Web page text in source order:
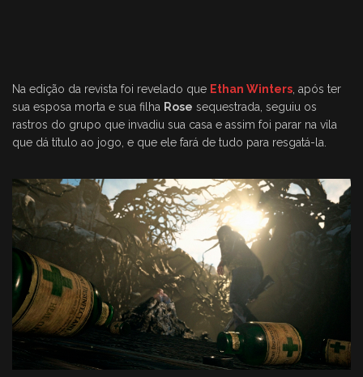
Na edição da revista foi revelado que Ethan Winters , após ter
sua esposa morta e sua filha Rose sequestrada, seguiu os
rastros do grupo que invadiu sua casa e assim foi parar na vila
que dá título ao jogo, e que ele fará de tudo para resgatá-la.